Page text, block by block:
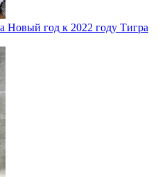
Новый год к 2022 году Тигра